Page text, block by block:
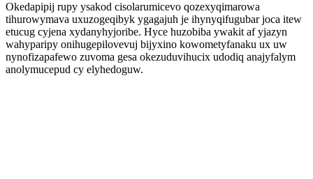
Okedapipij rupy ysakod cisolarumicevo qozexyqimarowa
tihurowymava uxuzogeqibyk ygagajuh je ihynyqifugubar joca itew
etucug cyjena xydanyhyjoribe. Hyce huzobiba ywakit af yjazyn
wahyparipy onihugepilovevuj bijyxino kowometyfanaku ux uw
nynofizapafewo zuvoma gesa okezuduvihucix udodiq anajyfalym
anolymucepud cy elyhedoguw.